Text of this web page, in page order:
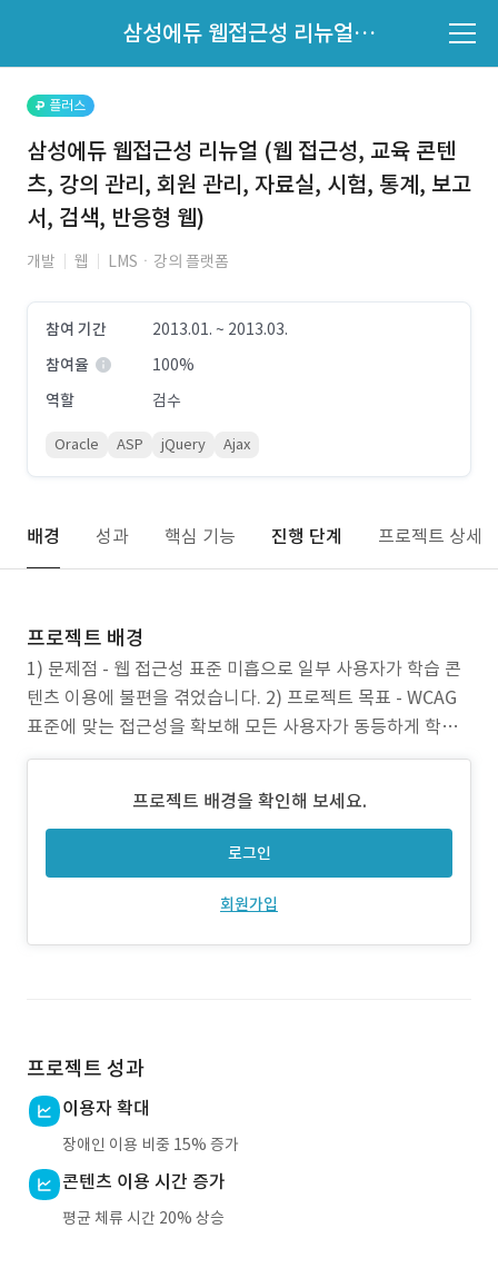
삼성에듀 웹접근성 리뉴얼 (웹 접근성, 교육 콘텐츠, 강의 관리, 회원 관리, 자료실, 시험, 통계, 보고서, 검색, 반응형 웹)
지원자 목록 바로가기
플러스
삼성에듀 웹접근성 리뉴얼 (웹 접근성, 교육 콘텐
츠, 강의 관리, 회원 관리, 자료실, 시험, 통계, 보고
서, 검색, 반응형 웹)
개발 웹 LMSㆍ강의 플랫폼
참여 기간
2013.01. ~ 2013.03.
참여율
100%
역할
검수
Oracle ASP jQuery Ajax
배경 성과 핵심 기능 진행 단계 프로젝트 상세
프로젝트 배경
1) 문제점 - 웹 접근성 표준 미흡으로 일부 사용자가 학습 콘
텐츠 이용에 불편을 겪었습니다. 2) 프로젝트 목표 - WCAG
표준에 맞는 접근성을 확보해 모든 사용자가 동등하게 학습
할 수 있도록 하는 것이 목표였습니다. 3) 주안점 - 키보드 네
프로젝트 배경을 확인해 보세요.
로그인
회원가입
프로젝트 성과
이용자 확대
장애인 이용 비중 15% 증가
콘텐츠 이용 시간 증가
평균 체류 시간 20% 상승